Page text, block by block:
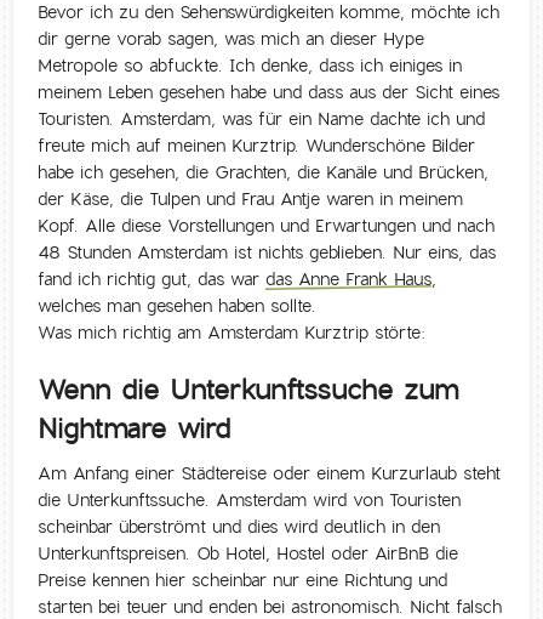
Bevor ich zu den Sehenswürdigkeiten komme, möchte ich
dir gerne vorab sagen, was mich an dieser Hype
Metropole so abfuckte. Ich denke, dass ich einiges in
meinem Leben gesehen habe und dass aus der Sicht eines
Touristen. Amsterdam, was für ein Name dachte ich und
freute mich auf meinen Kurztrip. Wunderschöne Bilder
habe ich gesehen, die Grachten, die Kanäle und Brücken,
der Käse, die Tulpen und Frau Antje waren in meinem
Kopf. Alle diese Vorstellungen und Erwartungen und nach
48 Stunden Amsterdam ist nichts geblieben. Nur eins, das
fand ich richtig gut, das war das Anne Frank Haus,
welches man gesehen haben sollte.
Was mich richtig am Amsterdam Kurztrip störte:
Wenn die Unterkunftssuche zum
Nightmare wird
Am Anfang einer Städtereise oder einem Kurzurlaub steht
die Unterkunftssuche. Amsterdam wird von Touristen
scheinbar überströmt und dies wird deutlich in den
Unterkunftspreisen. Ob Hotel, Hostel oder AirBnB die
Preise kennen hier scheinbar nur eine Richtung und
starten bei teuer und enden bei astronomisch. Nicht falsch